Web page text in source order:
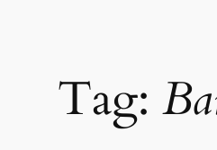
Tag: